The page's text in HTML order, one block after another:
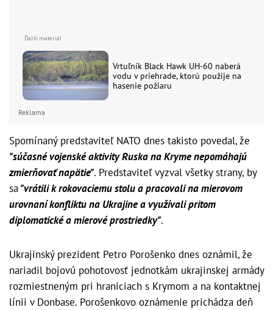
Vrtuľník Black Hawk UH-60 naberá
vodu v priehrade, ktorú použije na
hasenie požiaru
Reklama
Spomínaný predstaviteľ NATO dnes takisto povedal, že
"súčasné vojenské aktivity Ruska na Kryme nepomáhajú
zmierňovať napätie". Predstaviteľ vyzval všetky strany, by
sa"vrátili k rokovaciemu stolu a pracovali na mierovom
urovnaní konfliktu na Ukrajine a využívali pritom
diplomatické a mierové prostriedky".
Ukrajinský prezident Petro Porošenko dnes oznámil, že
nariadil bojovú pohotovosť jednotkám ukrajinskej armády
rozmiestneným pri hraniciach s Krymom a na kontaktnej
línii v Donbase. Porošenkovo oznámenie prichádza deň